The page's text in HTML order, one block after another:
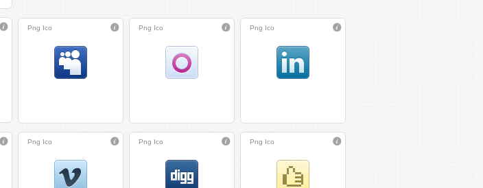
Png Ico Png Ico Png Ico
Png Ico Png Ico Png Ico